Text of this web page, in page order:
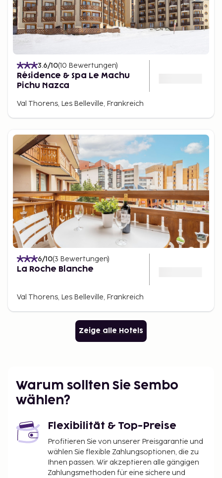
3.6/10(10 Bewertungen)
Résidence & Spa Le Machu
Pichu Nazca
Val Thorens, Les Belleville, Frankreich
6/10(3 Bewertungen)
La Roche Blanche
Val Thorens, Les Belleville, Frankreich
Zeige alle Hotels
Warum sollten Sie Sembo
wählen?
Flexibilität & Top-Preise
Profitieren Sie von unserer Preisgarantie und
wählen Sie flexible Zahlungsoptionen, die zu
Ihnen passen. Wir akzeptieren alle gängigen
Zahlungsmethoden für eine sichere und